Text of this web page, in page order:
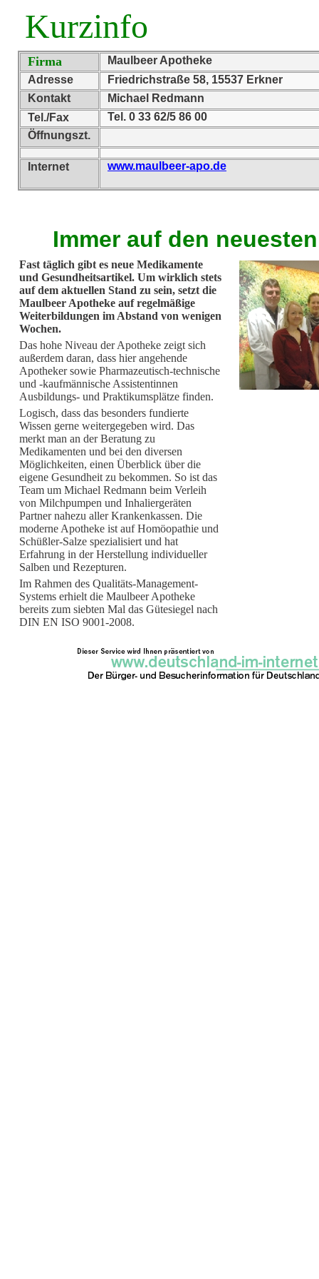
Kurzinfo
Firma
Maulbeer Apotheke
Adresse
Friedrichstraße 58, 15537 Erkner
Kontakt
Michael Redmann
Tel./Fax
Tel. 0 33 62/5 86 00
Öffnungszt.
Internet www.maulbeer-apo.de
Immer auf den
Fast täglich gibt es neue Medikamente
und Gesundheitsartikel. Um wirklich stets
auf dem aktuellen Stand zu sein, setzt die
Maulbeer Apotheke auf regelmäßige
Weiterbildungen im Abstand von wenigen
Wochen.
Das hohe Niveau der Apotheke zeigt sich
außerdem daran, dass hier angehende
Apotheker sowie Pharmazeutisch-technische
und -kaufmännische Assistentinnen
Ausbildungs- und Praktikumsplätze finden.
Logisch, dass das besonders fundierte
Wissen gerne weitergegeben wird. Das
merkt man an der Beratung zu
Medikamenten und bei den diversen
Möglichkeiten, einen Überblick über die
eigene Gesundheit zu bekommen. So ist das
Team um Michael Redmann beim Verleih
von Milchpumpen und Inhaliergeräten
Partner nahezu aller Krankenkassen. Die
moderne Apotheke ist auf Homöopathie und
Schüßler-Salze spezialisiert und hat
Erfahrung in der Herstellung individueller
Salben und Rezepturen.
Im Rahmen des Qualitäts-Management-
Systems erhielt die Maulbeer Apotheke
bereits zum siebten Mal das Gütesiegel nach
DIN EN ISO 9001-2008.